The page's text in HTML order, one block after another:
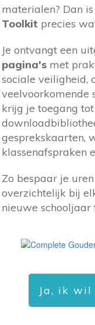
materialen? Dan
Toolkit precies
Je ontvangt een
pagina's met
sociale veiligheid,
veelvoorkomende
krijg je toegang
gesprekskaarten,
klassenafspraken
Zo bespaar je
overzichtelijk bij
nieuwe schooljaar
Ja, ik wil